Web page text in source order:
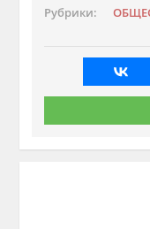
Рубрики: